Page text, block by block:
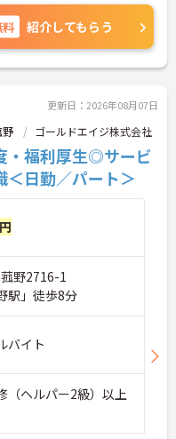
いていただ
接のポイン
わせくださ
紹介してもらう
更新日：2026年08月07日
野 ゴールドエイジ株式会社
・福利厚生◎サービ
＜日勤／パート＞
野2716-1
駅」徒歩8分
バイト
（ヘルパー2級）以上